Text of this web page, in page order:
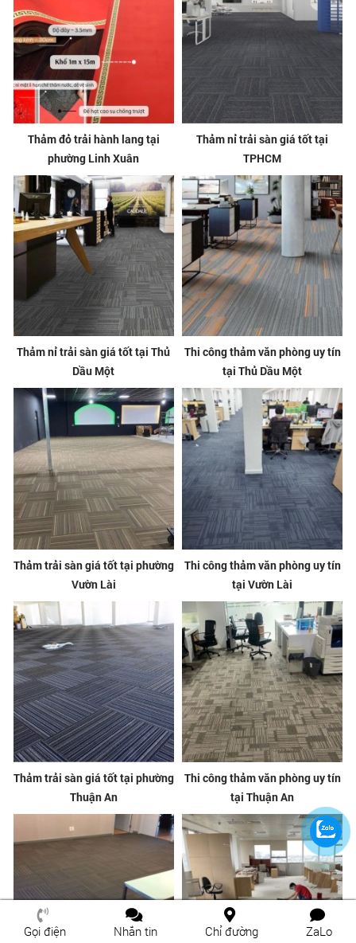
Thảm đỏ trải hành lang tại
phường Linh Xuân
Thảm nỉ trải sàn giá tốt tại
TPHCM
Thảm nỉ trải sàn giá tốt tại Thủ
Dầu Một
Thi công thảm văn phòng uy tín
tại Thủ Dầu Một
Thảm trải sàn giá tốt tại phường
Vườn Lài
Thi công thảm văn phòng uy tín
tại Vườn Lài
Thảm trải sàn giá tốt tại phường
Thuận An
Thi công thảm văn phòng uy tín
tại Thuận An
Gọi điện Nhắn tin Chỉ đường ZaLo